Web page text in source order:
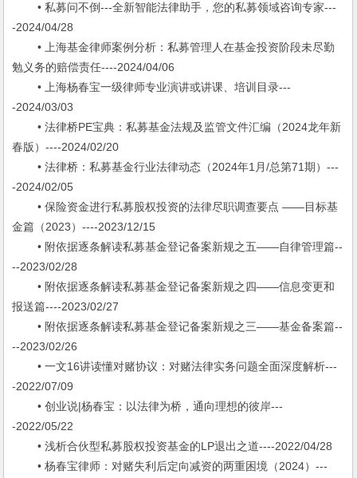
• 私募问不倒---全新智能法律助手，您的私募领域咨询专家---
-2024/04/28
• 上海基金律师案例分析：私募管理人在基金投资阶段未尽勤
勉义务的赔偿责任----2024/04/06
• 上海杨春宝一级律师专业演讲或讲课、培训目录---
-2024/03/03
• 法律桥PE宝典：私募基金法规及监管文件汇编（2024龙年新
春版）----2024/02/20
• 法律桥：私募基金行业法律动态（2024年1月/总第71期）---
-2024/02/05
• 保险资金进行私募股权投资的法律尽职调查要点 ——目标基
金篇（2023）----2023/12/15
• 附依据逐条解读私募基金登记备案新规之五——自律管理篇--
--2023/02/28
• 附依据逐条解读私募基金登记备案新规之四——信息变更和
报送篇----2023/02/27
• 附依据逐条解读私募基金登记备案新规之三——基金备案篇--
--2023/02/26
• 一文16讲读懂对赌协议：对赌法律实务问题全面深度解析---
-2022/07/09
• 创业说|杨春宝：以法律为桥，通向理想的彼岸---
-2022/05/22
• 浅析合伙型私募股权投资基金的LP退出之道----2022/04/28
• 杨春宝律师：对赌失利后定向减资的两重困境（2024）---